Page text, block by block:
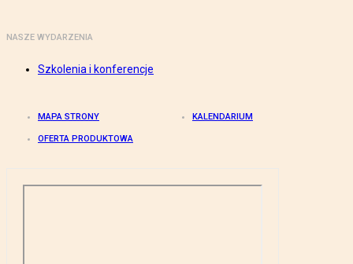
NASZE WYDARZENIA
Szkolenia i konferencje
MAPA STRONY KALENDARIUM
OFERTA PRODUKTOWA